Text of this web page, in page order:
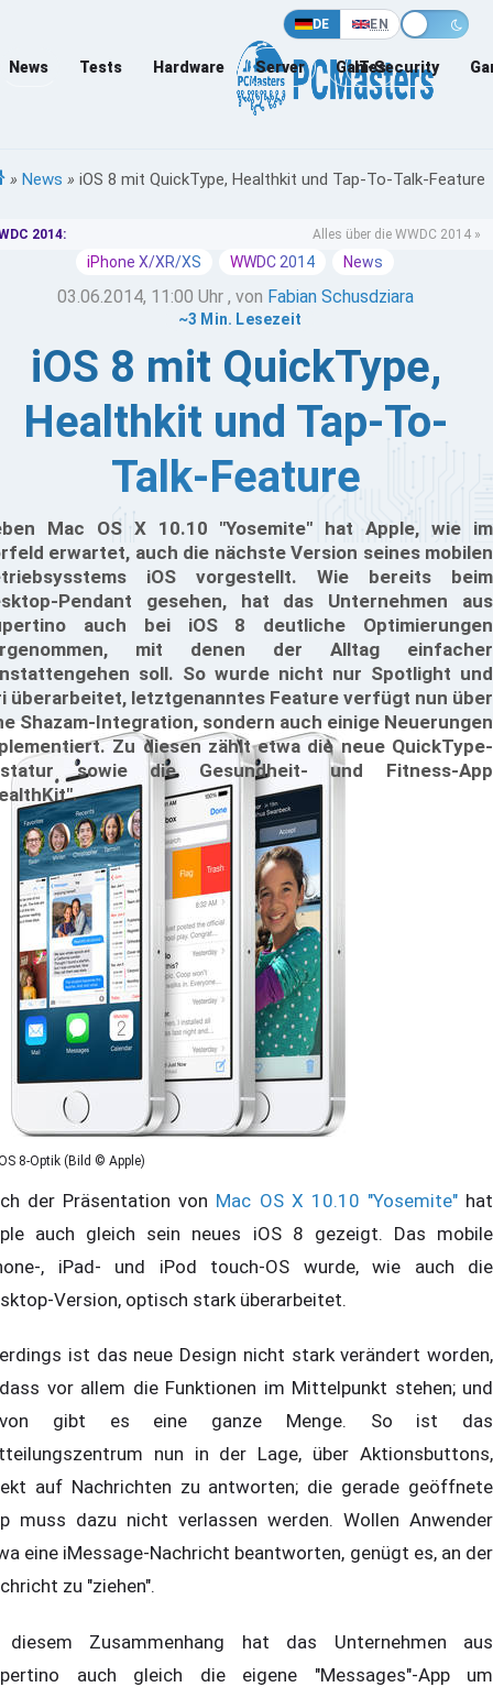
DE EN
News Tests Hardware Server Games
IT-Security
» News » iOS 8 mit QuickType, Healthkit und Tap-To-Talk-Feature
2014: Alles über die WWDC 2014 »
iPhone X/XR/XS WWDC 2014 News
03.06.2014, 11:00 Uhr , von Fabian Schusdziara
~3 Min. Lesezeit
iOS 8 mit QuickType,
Healthkit und Tap-To-
Talk-Feature
Mac OS X 10.10 "Yosemite" hat Apple, wie im
erwartet, auch die nächste Version seines mobilen
iOS vorgestellt. Wie bereits beim
Pendant gesehen, hat das Unternehmen aus
auch bei iOS 8 deutliche Optimierungen
mit denen der Alltag einfacher
soll. So wurde nicht nur Spotlight und
überarbeitet, letztgenanntes Feature verfügt nun über
Shazam-Integration, sondern auch einige Neuerungen
Zu diesen zählt etwa die neue QuickType-
sowie die Gesundheit- und Fitness-App
8-Optik (Bild © Apple)
der Präsentation von Mac OS X 10.10 "Yosemite"hat
auch gleich sein neues iOS 8 gezeigt. Das mobile
, iPad- und iPod touch-OS wurde, wie auch die
Version, optisch stark überarbeitet.
ist das neue Design nicht stark verändert worden,
vor allem die Funktionen im Mittelpunkt stehen; und
gibt es eine ganze Menge. So ist das
nun in der Lage, über Aktionsbuttons,
auf Nachrichten zu antworten; die gerade geöffnete
muss dazu nicht verlassen werden. Wollen Anwender
eine iMessage-Nachricht beantworten, genügt es, an der
zu "ziehen".
Zusammenhang hat das Unternehmen aus
auch gleich die eigene "Messages"-App um